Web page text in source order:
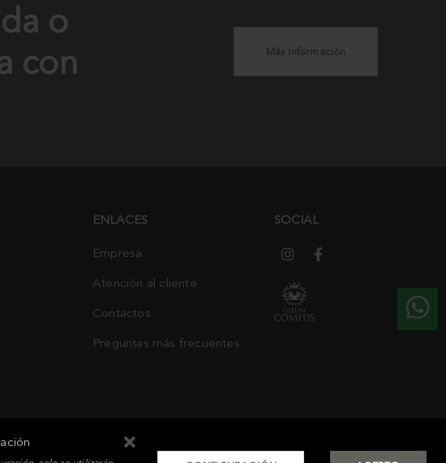
o
con
Más información
ENLACES
Empresa
Atención al cliente
Contactos
Preguntas más frecuentes
SOCIAL